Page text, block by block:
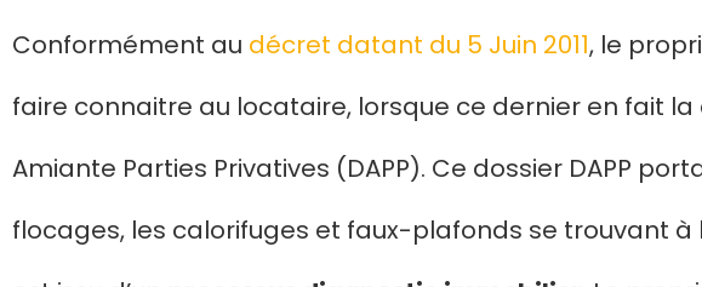
Conformément au décret datant du 5 Juin 2011, le
faire connaitre au locataire, lorsque ce dernier en fait
Amiante Parties Privatives (DAPP). Ce dossier DAPP
flocages, les calorifuges et faux-plafonds se trouvant à